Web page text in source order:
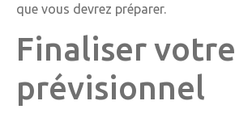
que vous devrez préparer.
Finaliser votre
prévisionnel